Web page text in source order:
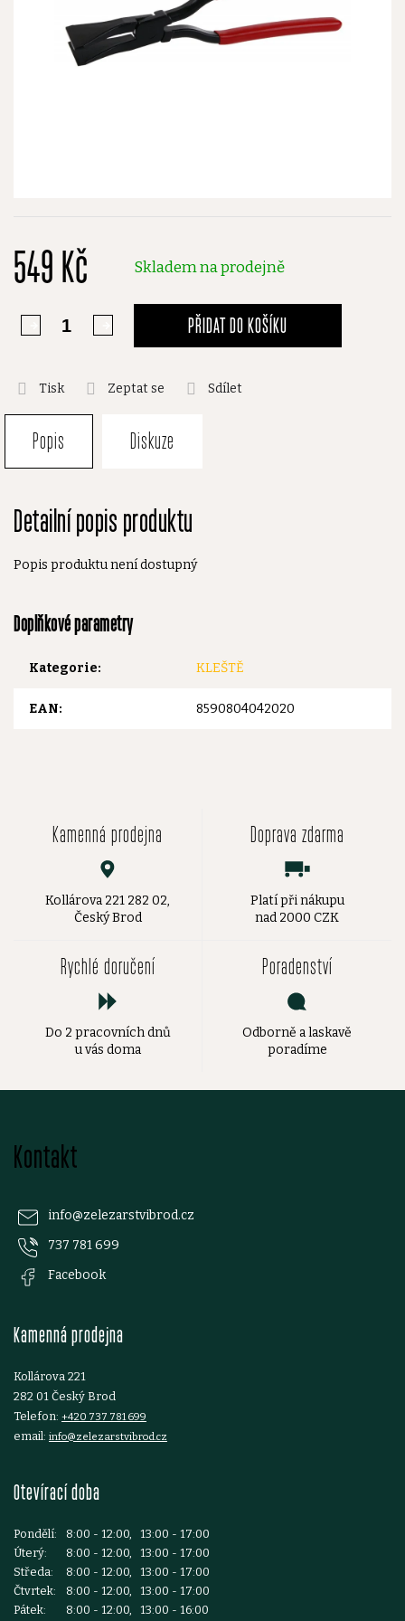
549 Kč Skladem na prodejně
PŘIDAT DO KOŠÍKU
Tisk Zeptat se Sdílet
Popis Diskuze
Detailní popis produktu
Popis produktu není dostupný
Doplňkové parametry
Kategorie: KLEŠTĚ
EAN: 8590804042020
Kamenná prodejna
Kollárova 221 282 02,
Český Brod
Doprava zdarma
Platí při nákupu
nad 2000 CZK
Rychlé doručení
Do 2 pracovních dnů
u vás doma
Poradenství
Odborně a laskavě
poradíme
Kontakt
info@zelezarstvibrod.cz
737 781 699
Facebook
Kamenná prodejna
Kollárova 221
282 01 Český Brod
Telefon: +420 737 781 699
email: info@zelezarstvibrod.cz
Otevírací doba
Pondělí:
8:00 - 12:00, 13:00 - 17:00
Úterý:
8:00 - 12:00, 13:00 - 17:00
Středa:
8:00 - 12:00, 13:00 - 17:00
Čtvrtek:
8:00 - 12:00, 13:00 - 17:00
Pátek:
8:00 - 12:00, 13:00 - 16:00